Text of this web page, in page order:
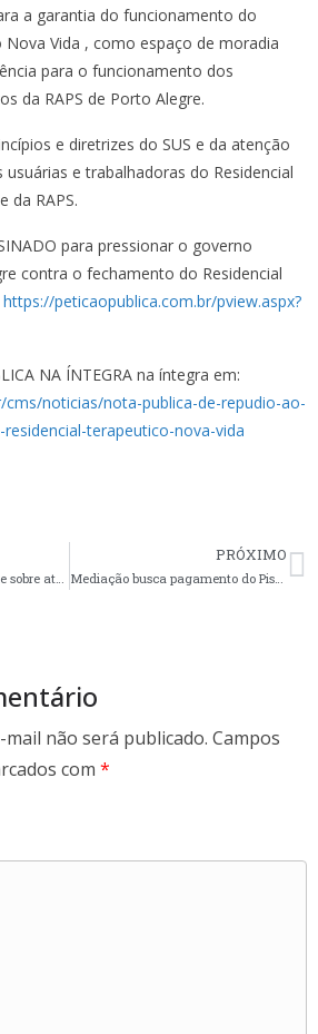
a garantia do funcionamento do
Nova Vida , como espaço de moradia
para o funcionamento dos
da RAPS de Porto Alegre.
e diretrizes do SUS e da atenção
e trabalhadoras do Residencial
da RAPS.
para pressionar o governo
contra o fechamento do Residencial
https://peticaopublica.com.br/pview.aspx?
NA ÍNTEGRA na íntegra em:
noticias/nota-publica-de-repudio-ao-
terapeutico-nova-vida
SERGS presente em debate sobre atualização do Código de Ética da Enfermagem
PRÓXIMO
Mediação busca pagamento do Piso e regulação de jornada no Hospital Porto Alegre
mail não será publicado. Campos
com *